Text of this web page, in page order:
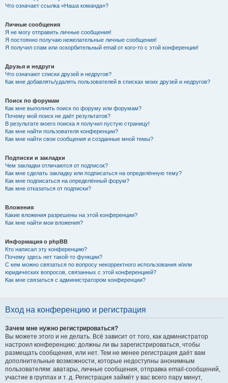
Что означает ссылка «Наша команда»?
Личные сообщения
Я не могу отправить личные сообщения!
Я постоянно получаю нежелательные личные сообщения!
Я получил спам или оскорбительный email от кого-то с этой конференции!
Друзья и недруги
Что означают списки друзей и недругов?
Как мне добавлять/удалять пользователей в списках моих друзей и недругов?
Поиск по форумам
Как мне выполнить поиск по форуму или форумам?
Почему мой поиск не даёт результатов?
В результате моего поиска я получил пустую страницу!
Как мне найти пользователя конференции?
Как мне найти свои сообщения и созданные мной темы?
Подписки и закладки
Чем закладки отличаются от подписок?
Как мне сделать закладку или подписаться на определённую тему?
Как мне подписаться на определённый форум?
Как мне отказаться от подписки?
Вложения
Какие вложения разрешены на этой конференции?
Как мне найти мои вложения?
Информация о phpBB
Кто написал эту конференцию?
Почему здесь нет такой-то функции?
С кем можно связаться по вопросу некорректного использования и/или
юридических вопросов, связанных с этой конференцией?
Как мне связаться с администратором конференции?
Вход на конференцию и регистрация
Зачем мне нужно регистрироваться?
Вы можете этого и не делать. Всё зависит от того, как администратор
настроил конференцию: должны ли вы зарегистрироваться, чтобы
размещать сообщения, или нет. Тем не менее регистрация даёт вам
дополнительные возможности, которые недоступны анонимным
пользователям: аватары, личные сообщения, отправка email-сообщений,
участие в группах и т. д. Регистрация займёт у вас всего пару минут,